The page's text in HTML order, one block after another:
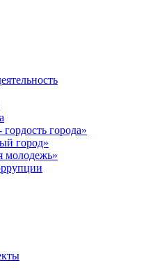
города»
город»
молодежь»